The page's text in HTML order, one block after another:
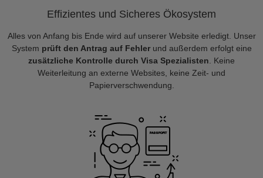
Effizientes und Sicheres Ökosystem
Alles von Anfang bis Ende wird auf unserer Website erledigt. Unser
System prüft den Antrag auf Fehlerund außerdem erfolgt eine
zusätzliche Kontrolle durch Visa Spezialisten . Keine
Weiterleitung an externe Websites, keine Zeit- und
Papierverschwendung.